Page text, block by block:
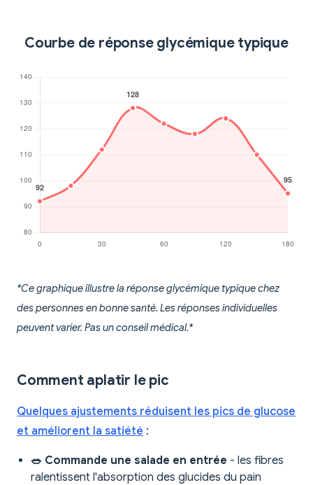
Courbe de réponse glycémique typique
*Ce graphique illustre la réponse glycémique typique chez
des personnes en bonne santé. Les réponses individuelles
peuvent varier. Pas un conseil médical.*
Comment aplatir le pic
Quelques ajustements réduisent les pics de glucose
et améliorent la satiété :
🥗 Commande une salade en entrée - les fibres
ralentissent l'absorption des glucides du pain